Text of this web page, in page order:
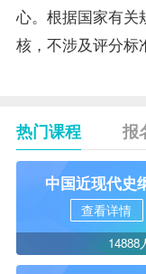
心。根据国家有关
核，不涉及评分标
热门课程 报
中国近现代史
查看详情
14888